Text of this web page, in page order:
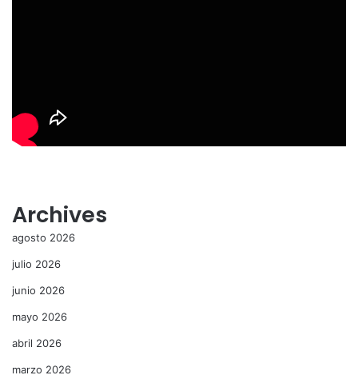
Archives
agosto 2026
julio 2026
junio 2026
mayo 2026
abril 2026
marzo 2026